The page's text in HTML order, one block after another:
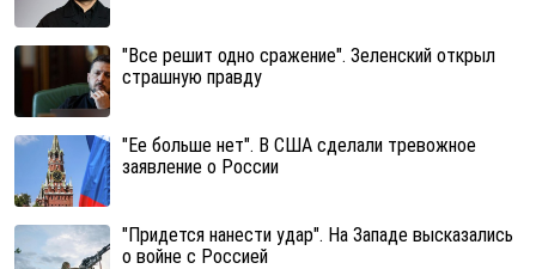
"Все решит одно сражение". Зеленский открыл
страшную правду
"Ее больше нет". В США сделали тревожное
заявление о России
"Придется нанести удар". На Западе высказались
о войне с Россией